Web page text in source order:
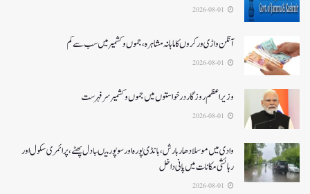
آنگن واڑی ورکروں کا ماہانہ مشاہرہ، جموں و کشمیر میں سب سے کم
وزیر اعظم روزگار درخواستوں میں جموں و کشمیر سرفہرست
وادی میں موسلادھار بارش،بانڈی پورہ اور سوپور میںبادل پھٹے، پرائمری سکول اور
رہائشی مکانات میں پانی داخل